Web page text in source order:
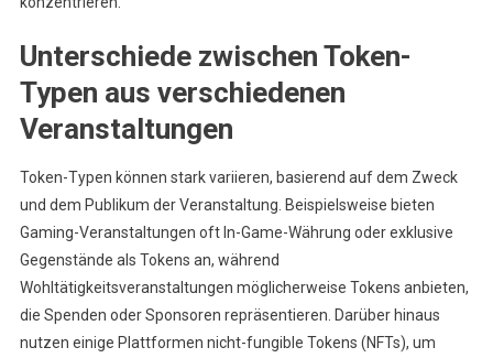
Unterschiede zwischen Token-
Typen aus verschiedenen
Veranstaltungen
Token-Typen können stark variieren, basierend auf dem Zweck
und dem Publikum der Veranstaltung. Beispielsweise bieten
Gaming-Veranstaltungen oft In-Game-Währung oder exklusive
Gegenstände als Tokens an, während
Wohltätigkeitsveranstaltungen möglicherweise Tokens anbieten,
die Spenden oder Sponsoren repräsentieren. Darüber hinaus
nutzen einige Plattformen nicht-fungible Tokens (NFTs), um